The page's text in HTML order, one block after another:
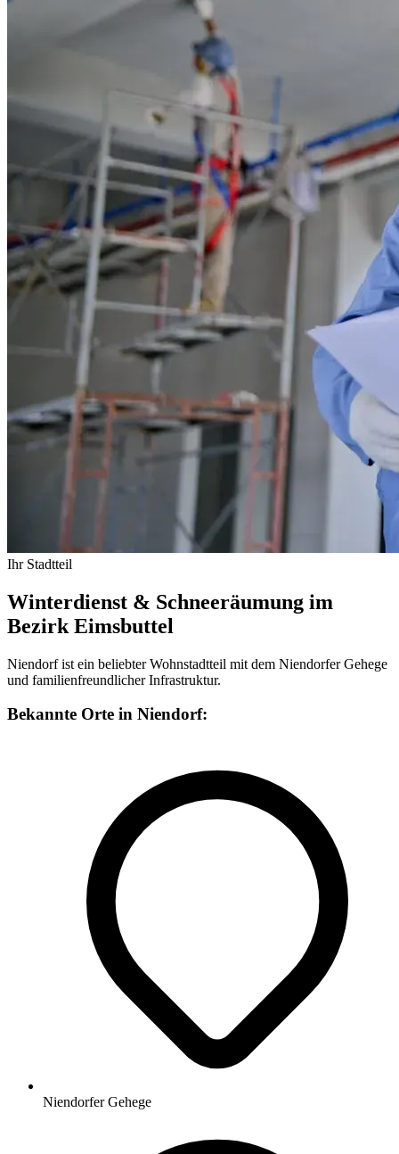
Ihr Stadtteil
Winterdienst & Schneeräumung im
Bezirk Eimsbuttel
Niendorf ist ein beliebter Wohnstadtteil mit dem Niendorfer Gehege
und familienfreundlicher Infrastruktur.
Bekannte Orte in Niendorf:
Niendorfer Gehege